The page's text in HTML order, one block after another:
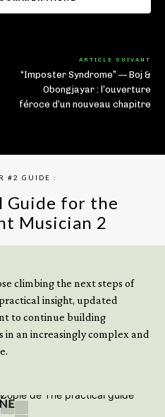
ARTICLE SUIVANT
“Imposter Syndrome” — Boj &
Obongjayar : l’ouverture
féroce d’un nouveau chapitre
#2 GUIDE :
Guide for the
Musician 2
climbing the next steps of
insight, updated
to continue building
an increasingly complex and